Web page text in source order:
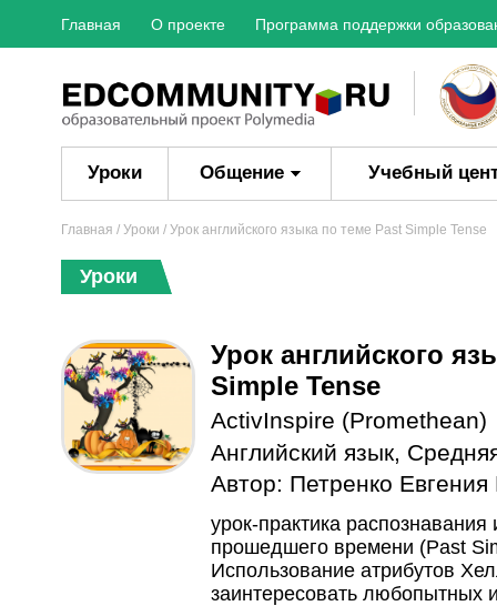
Главная О проекте Программа поддержки
Уроки Общение Учебный
Главная / Уроки / Урок английского языка по теме Past Simple Tense
Уроки
Урок английского
Simple Tense
ActivInspire (Promethean)
Английский язык,
Автор: Петренко
урок-практика
прошедшего времени (Past
Использование атрибутов
заинтересовать любопытных